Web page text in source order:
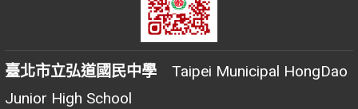
臺北市立弘道國民中學 Taipei Municipal HongDao
Junior High School